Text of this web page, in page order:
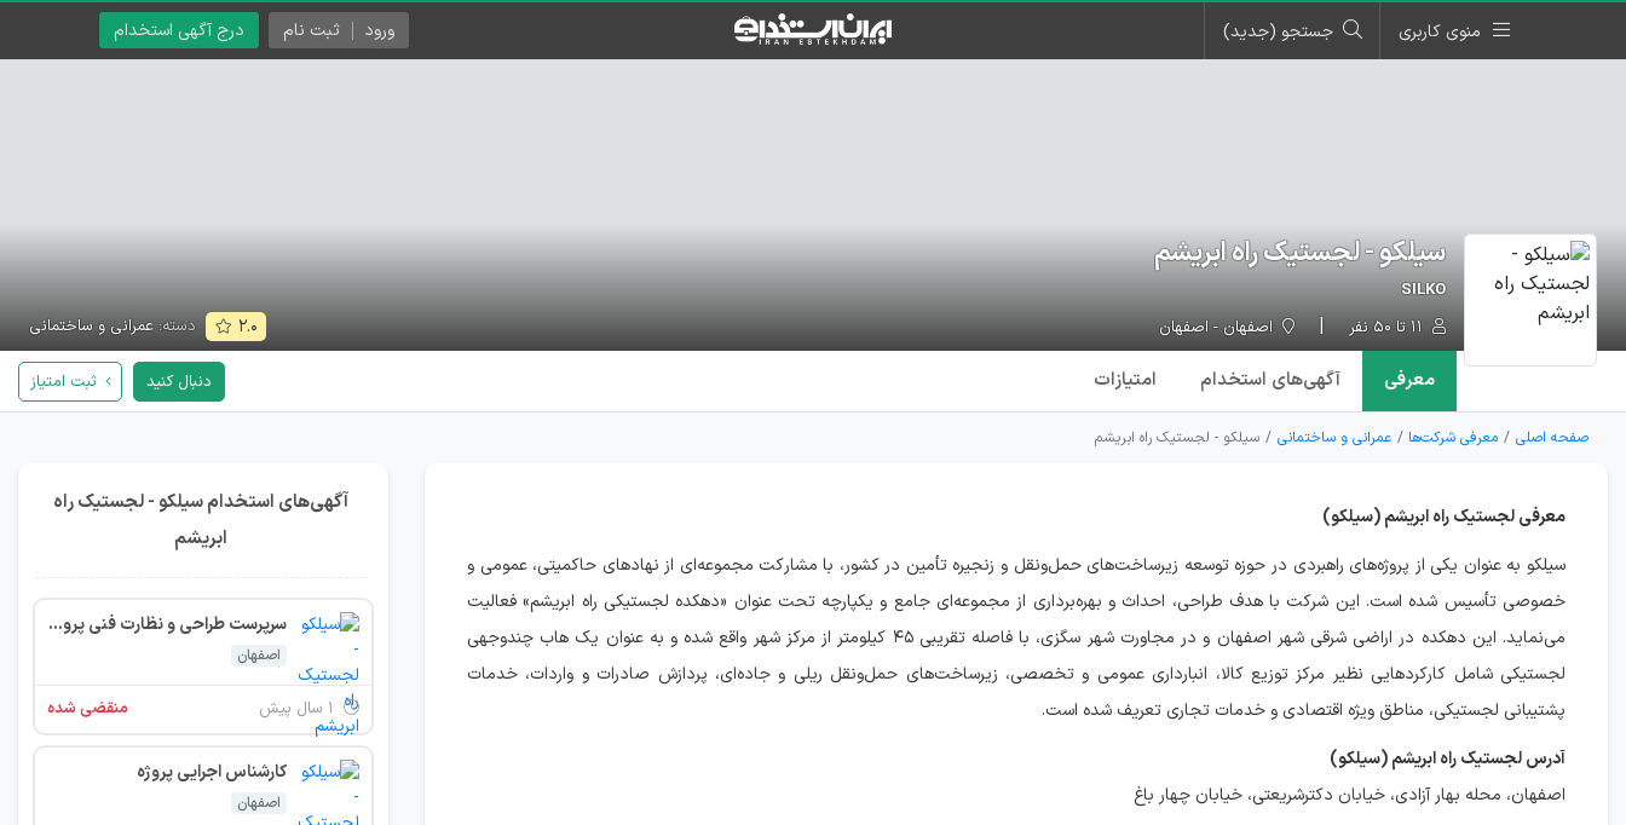
منوی کاربری جستجو (جدید) درج آگهی استخدام ورود ثبت نام
سيلكو - لجستیک راه ابریشم
SILKO
اصفهان - اصفهان ۲.۰ دسته: عمرانی و ساختمانی
معرفی آگهی‌های استخدام امتیازات دنبال کنید ثبت امتیاز
صفحه اصلی معرفی شرکت‌ها عمرانی و ساختمانی سيلكو - لجستیک راه ابریشم
معرفی لجستیک راه ابریشم (سيلكو)
سيلكو به عنوان یکی از پروژه‌های راهبردی در حوزه توسعه زیرساخت‌های حمل‌ونقل و زنجیره تأمین در کشور، با مشارکت مجموعه‌ای از نهادهای حاکمیتی، عمومی و
خصوصی تأسیس شده است. این شرکت با هدف طراحی، احداث و بهره‌برداری از مجموعه‌ای جامع و یکپارچه تحت عنوان «دهکده لجستیکی راه ابریشم» فعالیت
می‌نماید. این دهکده در اراضی شرقی شهر اصفهان و در مجاورت شهر سگزی، با فاصله تقریبی ۴۵ کیلومتر از مرکز شهر واقع شده و به عنوان یک هاب چندوجهی
لجستیکی شامل کارکردهایی نظیر مرکز توزیع کالا، انبارداری عمومی و تخصصی، زیرساخت‌های حمل‌ونقل ریلی و جاده‌ای، پردازش صادرات و واردات، خدمات
پشتیبانی لجستیکی، مناطق ویژه اقتصادی و خدمات تجاری تعریف شده است.
آدرس لجستیک راه ابریشم (سيلكو)
اصفهان، محله بهار آزادی، خیابان دکترشریعتی، خیابان چهار باغ
آگهی‌های استخدام سيلكو - لجستیک راه
ابریشم
سرپرست طراحی و نظارت فنی پروژه ها
اصفهان
منقضی شده
کارشناس اجرایی پروژه
اصفهان